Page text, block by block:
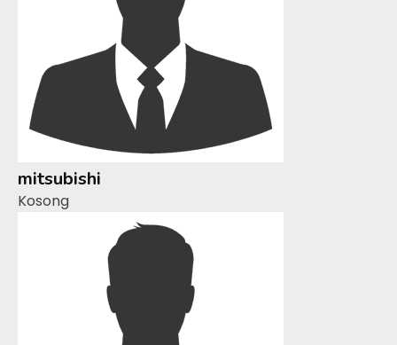
mitsubishi
Kosong